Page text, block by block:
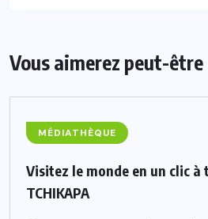
Vous aimerez peut-être
MÉDIATHÈQUE
Visitez le monde en un clic à
TCHIKAPA